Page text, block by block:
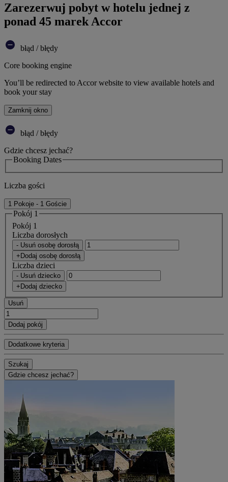
Zarezerwuj pobyt w hotelu jednej z
ponad 45 marek Accor
błąd / błędy
Core booking engine
You’ll be redirected to Accor website to view available hotels and
book your stay
Zamknij okno
błąd / błędy
Gdzie chcesz jechać?
Booking Dates
Liczba gości
1 Pokoje - 1 Goście
Pokój 1
Pokój 1
Liczba dorosłych
- Usuń osobę dorosłą
+Dodaj osobę dorosłą
Liczba dzieci
- Usuń dziecko
+Dodaj dziecko
Usuń
Dodaj pokój
Dodatkowe kryteria
Szukaj
Gdzie chcesz jechać?